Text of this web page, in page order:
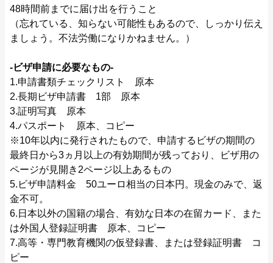
48時間前までに届け出を行うこと
（忘れている、知らない可能性もあるので、しっかり伝え
ましょう。不法労働になりかねません。）
‐ビザ申請に必要なもの‐
1.申請書類チェックリスト 原本
2.長期ビザ申請書 1部 原本
3.証明写真 原本
4.パスポート 原本、コピー
※10年以内に発行されたもので、申請するビザの期間の
最終日から3ヵ月以上の有効期間が残っており、ビザ用の
ページが見開き2ページ以上あるもの
5.ビザ申請料金 50ユーロ相当の日本円。現金のみで、返
金不可。
6.日本以外の国籍の場合、有効な日本の在留カード、また
は外国人登録証明書 原本、コピー
7.高等・専門教育機関の仮登録書、または登録証明書 コ
ピー